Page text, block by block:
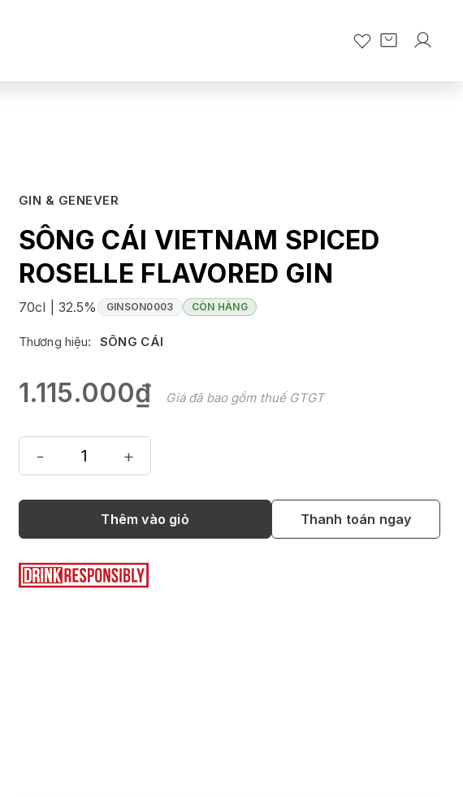
GIN & GENEVER
SÔNG CÁI VIETNAM SPICED
ROSELLE FLAVORED GIN
70cl | 32.5% GINSON0003 CÒN HÀNG
Thương hiệu: SÔNG CÁI
1.115.000₫ Giá đã bao gồm thuế GTGT
- +
Thêm vào giỏ Thanh toán ngay